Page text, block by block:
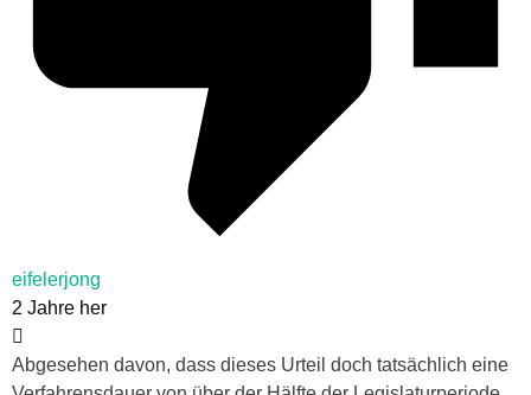
eifelerjong
2 Jahre her
Abgesehen davon, dass dieses Urteil doch tatsächlich eine